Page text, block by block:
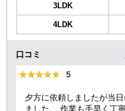
3LDK
4LDK
口コミ
★★★★★
★★★★★ 5
夕方に依頼しましたが当
ました。 作業も手早く丁